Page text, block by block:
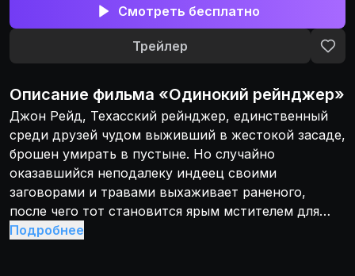
Смотреть бесплатно
Трейлер
Описание фильма «Одинокий рейнджер»
Джон Рейд, Техасский рейнджер, единственный
среди друзей чудом выживший в жестокой засаде,
брошен умирать в пустыне. Но случайно
оказавшийся неподалеку индеец своими
заговорами и травами выхаживает раненого,
после чего тот становится ярым мстителем для
убийц своих товарищей.
Подробнее